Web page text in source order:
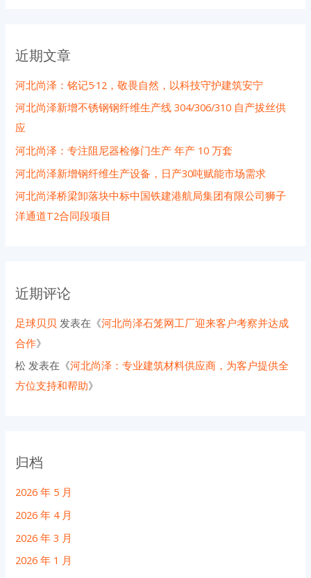
近期文章
河北尚泽：铭记5·12，敬畏自然，以科技守护建筑安宁
河北尚泽新增不锈钢钢纤维生产线 304/306/310 自产拔丝供
应
河北尚泽：专注阻尼器检修门生产 年产 10 万套
河北尚泽新增钢纤维生产设备，日产30吨赋能市场需求
河北尚泽桥梁卸落块中标中国铁建港航局集团有限公司狮子
洋通道T2合同段项目
近期评论
足球贝贝 发表在《河北尚泽石笼网工厂迎来客户考察并达成
合作》
松 发表在《河北尚泽：专业建筑材料供应商，为客户提供全
方位支持和帮助》
归档
2026 年 5 月
2026 年 4 月
2026 年 3 月
2026 年 1 月